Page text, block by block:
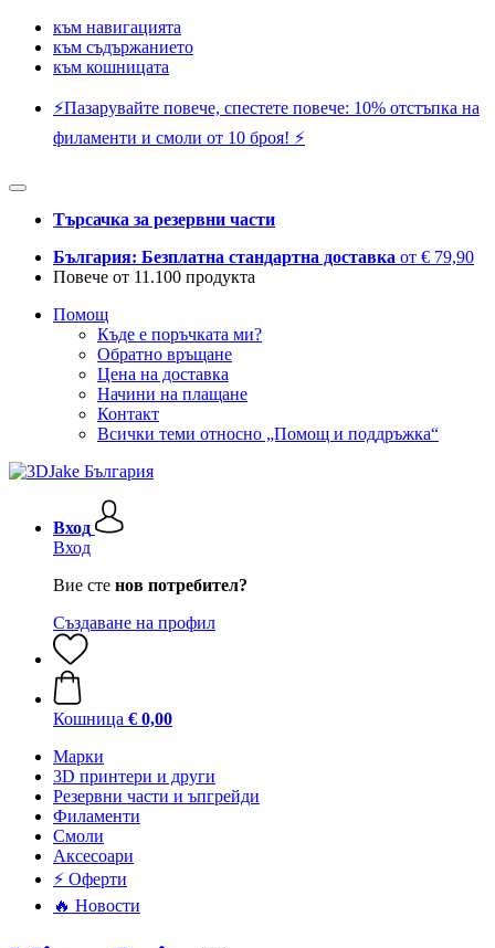
към навигацията
към съдържанието
към кошницата
⚡️Пазарувайте повече, спестете повече: 10% отстъпка на
филаменти и смоли от 10 броя! ⚡️
Търсачка за резервни части
България: Безплатна стандартна доставка от € 79,90
Повече от 11.100 продукта
Помощ
Къде е поръчката ми?
Обратно връщане
Цена на доставка
Начини на плащане
Контакт
Всички теми относно „Помощ и поддръжка“
Вход
Вход
Вие сте нов потребител?
Създаване на профил
Кошница € 0,00
Mарки
3D принтери и други
Резервни части и ъпгрейди
Филаменти
Смоли
Аксесоари
⚡ Оферти
🔥 Новости